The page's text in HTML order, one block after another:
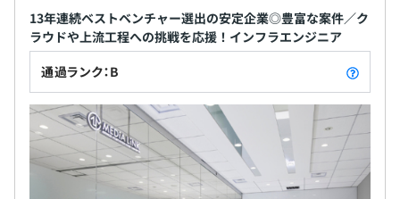
13年連続ベストベンチャー選出の安定企業◎豊富な案件／ク
ラウドや上流工程への挑戦を応援！インフラエンジニア
通過ランク：B